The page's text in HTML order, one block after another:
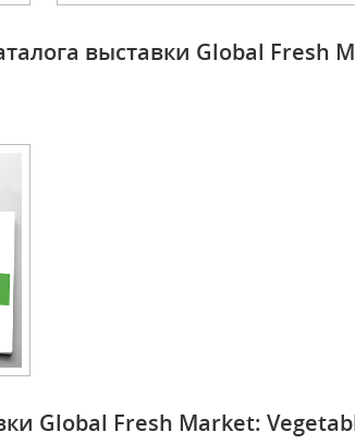
выставки Global Fresh
Global Fresh Market: